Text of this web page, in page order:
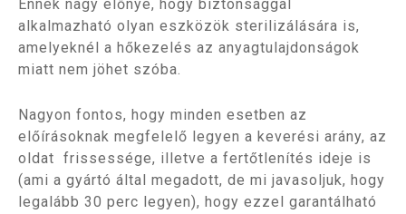
Ennek nagy előnye, hogy biztonsággal
alkalmazható olyan eszközök sterilizálására is,
amelyeknél a hőkezelés az anyagtulajdonságok
miatt nem jöhet szóba.
Nagyon fontos, hogy minden esetben az
előírásoknak megfelelő legyen a keverési arány, az
oldat frissessége, illetve a fertőtlenítés ideje is
(ami a gyártó által megadott, de mi javasoljuk, hogy
legalább 30 perc legyen), hogy ezzel garantálható